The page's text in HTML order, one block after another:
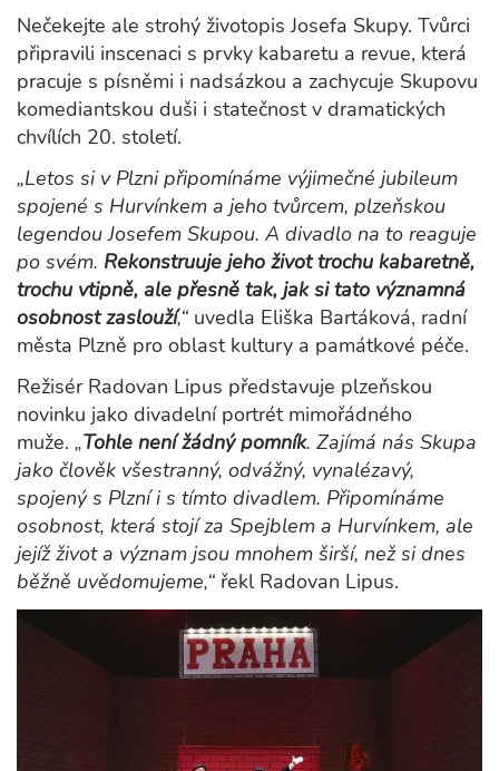
Nečekejte ale strohý životopis Josefa Skupy. Tvůrci
připravili inscenaci s prvky kabaretu a revue, která
pracuje s písněmi i nadsázkou a zachycuje Skupovu
komediantskou duši i statečnost v dramatických
chvílích 20. století.
„Letos si v Plzni připomínáme výjimečné jubileum
spojené s Hurvínkem a jeho tvůrcem, plzeňskou
legendou Josefem Skupou. A divadlo na to reaguje
po svém. Rekonstruuje jeho život trochu kabaretně,
trochu vtipně, ale přesně tak, jak si tato významná
osobnost zaslouží,“ uvedla Eliška Bartáková, radní
města Plzně pro oblast kultury a památkové péče.
Režisér Radovan Lipus představuje plzeňskou
novinku jako divadelní portrét mimořádného
muže. „Tohle není žádný pomník. Zajímá nás Skupa
jako člověk všestranný, odvážný, vynalézavý,
spojený s Plzní i s tímto divadlem. Připomínáme
osobnost, která stojí za Spejblem a Hurvínkem, ale
jejíž život a význam jsou mnohem širší, než si dnes
běžně uvědomujeme,“ řekl Radovan Lipus.